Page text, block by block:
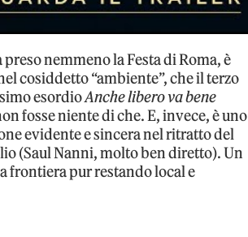
nemmeno la Festa di Roma, è
cosiddetto “ambiente”, che il terzo
esordioAnche libero va bene
fosse niente di che. E, invece, è uno
evidente e sincera nel ritratto del
(Saul Nanni, molto ben diretto). Un
frontiera pur restando local e